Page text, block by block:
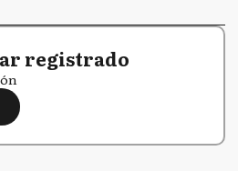
registrado